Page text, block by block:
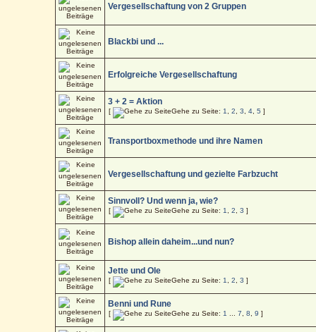
Vergesellschaftung von 2 Gruppen
Blackbi und ...
Erfolgreiche Vergesellschaftung
3 + 2 = Aktion
[ Gehe zu Seite: 1 ,2 ,3 ,4 ,5 ]
Transportboxmethode und ihre Namen
Vergesellschaftung und gezielte Farbzucht
Sinnvoll? Und wenn ja, wie?
[ Gehe zu Seite: 1 ,2 ,3 ]
Bishop allein daheim...und nun?
Jette und Ole
[ Gehe zu Seite: 1 ,2 ,3 ]
Benni und Rune
[ Gehe zu Seite: 1 ...7 ,8 ,9 ]